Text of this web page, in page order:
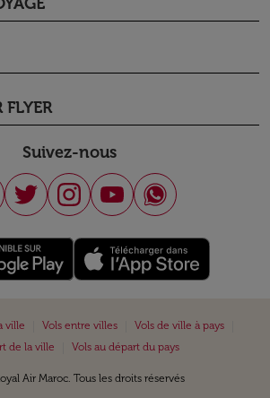
FLYER
Suivez-nous
ville Vols entre villes Vols de ville à pays
de la ville
Vols au départ du pays
Air Maroc. Tous les droits réservés